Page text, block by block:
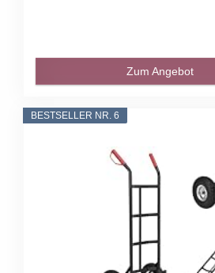
Zum Angebot
BESTSELLER NR. 6